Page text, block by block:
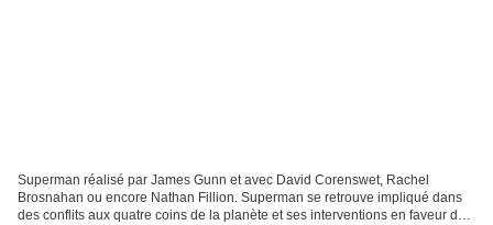
Superman réalisé par James Gunn et avec David Corenswet, Rachel
Brosnahan ou encore Nathan Fillion. Superman se retrouve impliqué dans
des conflits aux quatre coins de la planète et ses interventions en faveur de